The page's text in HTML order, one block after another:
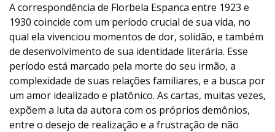
A correspondência de Florbela Espanca entre 1923 e
1930 coincide com um período crucial de sua vida, no
qual ela vivenciou momentos de dor, solidão, e também
de desenvolvimento de sua identidade literária. Esse
período está marcado pela morte do seu irmão, a
complexidade de suas relações familiares, e a busca por
um amor idealizado e platônico. As cartas, muitas vezes,
expõem a luta da autora com os próprios demônios,
entre o desejo de realização e a frustração de não